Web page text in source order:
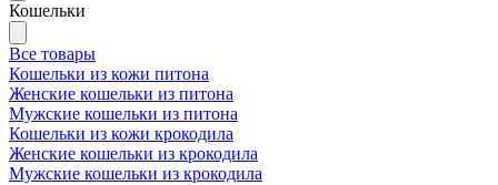
Кошельки
Все товары
Кошельки из кожи питона
Женские кошельки из питона
Мужские кошельки из питона
Кошельки из кожи крокодила
Женские кошельки из крокодила
Мужские кошельки из крокодила